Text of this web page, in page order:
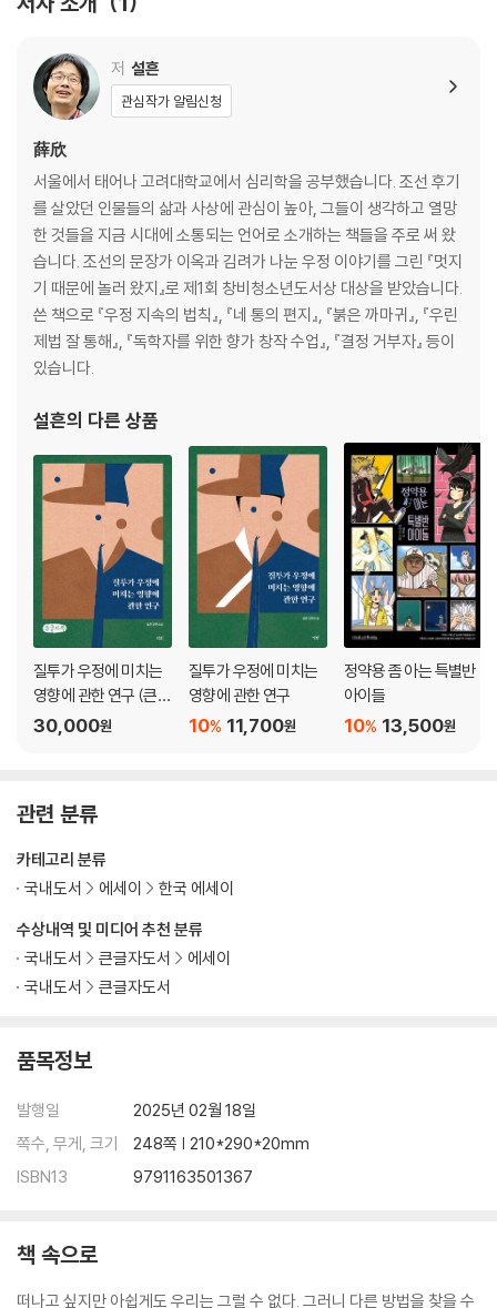
11. 요절 _065 시 : 「꿈에 만난 벗」 허균, 노래 : 「친구」 김민기
13. 빨래 _075 시 : 「당신의 이름을 지어다가 며칠은 먹었다」 박준, 노래 :
「영원히」 신해철
14. 가방 _080 시 : 「양 떼를 지키는 사람」 알베르투 카에이루(혹은 페르
난두 페소아)
노래 : 「난 왜 가방에서 낙엽이 나올까」 가을방학
15. 운명 _086 시 : 「죽은 아내를 그리며」 박지원, 노래 : 「어느 60대 노부
부 이야기」 김목경
16. 용산 _091 시 : 「서호 풍경」 김금원, 노래 : 「이 풍진 세상을 만났으니」
17. 어둠 _096 시 : 「새벽빛」 황동규, 노래 : 「어둠」 방백
18. 학교 _101 시 : 「이 세상에 아이들이 없다면」 안도현, 노래 : 「교실 이데
아」 서태지와 아이들
19. 소신 _109 시 : 「당신 생각」 김태형, 노래 : 「사람들은 모두 변하나 봐」
20. 나무 _114 시 : 「산방」 조지훈, 노래 : 「너의 목소리가 들려」 델리 스파
21. 진눈깨비 _119 시 : 「진눈깨비」 기형도, 노래 : 「진눈깨비」 조동진
22. 야구 _127 시 : 「야구, 혹은 마약」 성미정, 노래 : 「Infield Fly」 달빛요
정역전만루홈런
23. 출발 _135 시 : 「통영」 백석, 노래 : 「춘천 가는 기차」 김현철
24. 윤회매 _144 시 : 「옥탑방」 함민복, 노래 : 「도시인」 넥스트
25. 불면 _153 시 : 「아리오스토와 아랍인」 호르헤 루이스 보르헤스, 노래
: 「꿈」 산울림
26. 섬 _161 시 : 「섬」 정현종, 노래 : 「수풀을 헤치며」 안치환
저 설흔
관심작가 알림신청
薛欣
서울에서 태어나 고려대학교에서 심리학을 공부했습니다. 조선 후기
를 살았던 인물들의 삶과 사상에 관심이 높아, 그들이 생각하고 열망
한 것들을 지금 시대에 소통되는 언어로 소개하는 책들을 주로 써 왔
습니다. 조선의 문장가 이옥과 김려가 나눈 우정 이야기를 그린 『멋지
기 때문에 놀러 왔지』로 제1회 창비청소년도서상 대상을 받았습니다.
쓴 책으로 『우정 지속의 법칙』, 『네 통의 편지』, 『붉은 까마귀』, 『우린
제법 잘 통해』, 『독학자를 위한 향가 창작 수업』, 『결정 거부자』 등이
있습니다.
설흔의 다른 상품
질투가 우정에 미치는
영향에 관한 연구 (큰글
자책)
30,000원
질투가 우정에 미치는
영향에 관한 연구
11,700원
10%
정약용 좀 아는 특별반
아이들
13,500원
10%
관련 분류
수상내역 및 미디어 추천 분류
국내도서
큰글자도서
에세이
국내도서
큰글자도서
카테고리 분류
국내도서
에세이 한국 에세이
품목정보
발행일
2025년 02월 18일
쪽수, 무게, 크기
248쪽 | 210*290*20mm
ISBN13
9791163501367
책 속으로
떠나고 싶지만 아쉽게도 우리는 그럴 수 없다. 그러니 다른 방법을 찾을 수